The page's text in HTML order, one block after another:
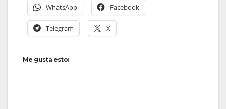
WhatsApp Facebook
Telegram X
Me gusta esto: